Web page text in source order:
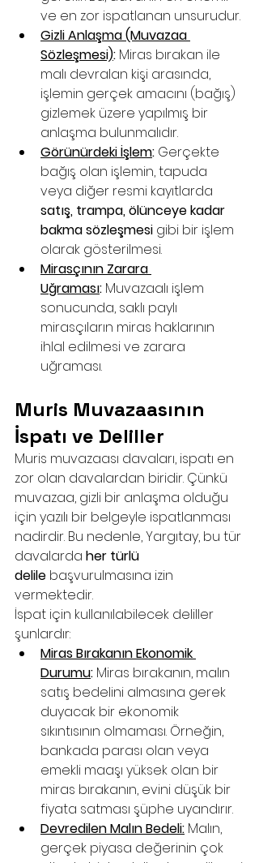
ve en zor ispatlanan unsurudur.
Gizli Anlaşma (Muvazaa
Sözleşmesi): Miras bırakan ile
malı devralan kişi arasında,
işlemin gerçek amacını (bağış)
gizlemek üzere yapılmış bir
anlaşma bulunmalıdır.
Görünürdeki İşlem: Gerçekte
bağış olan işlemin, tapuda
veya diğer resmi kayıtlarda
satış, trampa, ölünceye kadar
bakma sözleşmesi gibi bir işlem
olarak gösterilmesi.
Mirasçının Zarara
Uğraması: Muvazaalı işlem
sonucunda, saklı paylı
mirasçıların miras haklarının
ihlal edilmesi ve zarara
uğraması.
Muris Muvazaasının
İspatı ve Deliller
Muris muvazaası davaları, ispatı en
zor olan davalardan biridir. Çünkü
muvazaa, gizli bir anlaşma olduğu
için yazılı bir belgeyle ispatlanması
nadirdir. Bu nedenle, Yargıtay, bu tür
davalarda her türlü
delile başvurulmasına izin
vermektedir.
İspat için kullanılabilecek deliller
şunlardır:
Miras Bırakanın Ekonomik
Durumu: Miras bırakanın, malın
satış bedelini almasına gerek
duyacak bir ekonomik
sıkıntısının olmaması. Örneğin,
bankada parası olan veya
emekli maaşı yüksek olan bir
miras bırakanın, evini düşük bir
fiyata satması şüphe uyandırır.
Devredilen Malın Bedeli: Malın,
gerçek piyasa değerinin çok